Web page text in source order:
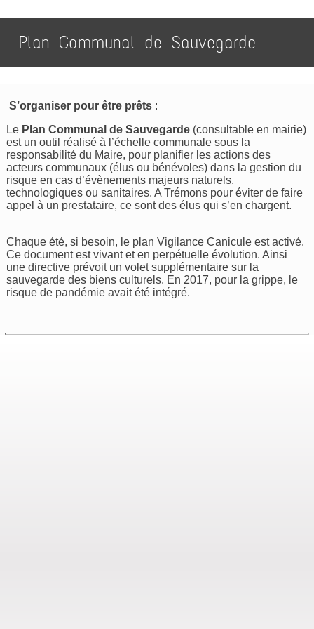
Plan Communal de Sauvegarde
S’organiser pour être prêts :
Le Plan Communal de Sauvegarde (consultable en mairie)
est un outil réalisé à l’échelle communale sous la
responsabilité du Maire, pour planifier les actions des
acteurs communaux (élus ou bénévoles) dans la gestion du
risque en cas d’évènements majeurs naturels,
technologiques ou sanitaires. A Trémons pour éviter de faire
appel à un prestataire, ce sont des élus qui s’en chargent.
Chaque été, si besoin, le plan Vigilance Canicule est activé.
Ce document est vivant et en perpétuelle évolution. Ainsi
une directive prévoit un volet supplémentaire sur la
sauvegarde des biens culturels. En 2017, pour la grippe, le
risque de pandémie avait été intégré.